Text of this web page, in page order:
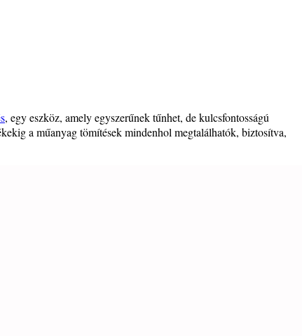
, egy eszköz, amely egyszerűnek tűnhet, de kulcsfontosságú
a műanyag tömítések mindenhol megtalálhatók, biztosítva,